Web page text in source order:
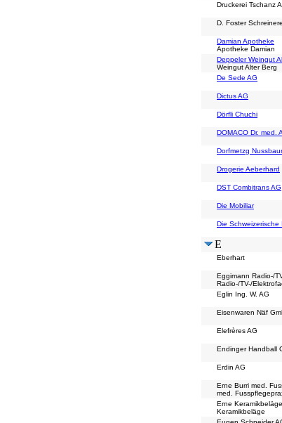
Druckerei Tschanz
D. Foster
Damian Apotheke
Apotheke Damian
Deppeler Weingut
Weingut Alter Berg
De Sede AG
Dictus AG
Dörfli Chuchi
DOMACO Dr. med.
Dorfmetzg
Drogerie Aeberhard
DST Combitrans AG
Die Mobiliar
Die Schweizerische
E
Eberhart
Eggimann Radio-/
Radio-/TV-/
Eglin Ing. W. AG
Eisenwaren Näf
Elefrères AG
Endinger Handball
Erdin AG
Erne Burri med.
med.
Erne Keramikbeläge
Keramikbeläge